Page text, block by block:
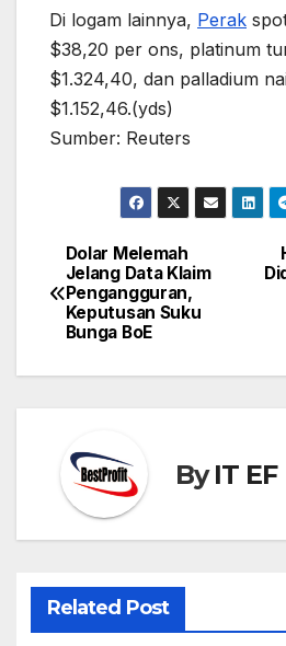
Di logam lainnya, Perak
$38,20 per ons, platinum
$1.324,40, dan palladium
$1.152,46.(yds)
Sumber: Reuters
Post
navigation
Dolar Melemah
Jelang Data Klaim
Pengangguran,
Keputusan Suku
Bunga BoE
ByIT EF
Related Post